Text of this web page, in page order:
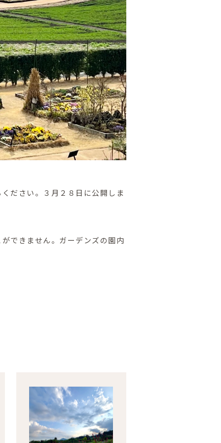
ださい。３月２８日に公開しま
できません。ガーデンズの園内